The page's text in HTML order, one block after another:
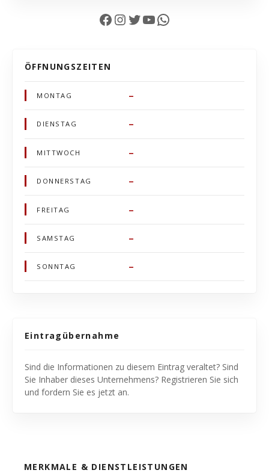
Facebook InstagramTwitter YouTube WhatsApp
ÖFFNUNGSZEITEN
MONTAG –
DIENSTAG –
MITTWOCH –
DONNERSTAG –
FREITAG –
SAMSTAG –
SONNTAG –
Eintragübernahme
Sind die Informationen zu diesem Eintrag veraltet? Sind
Sie Inhaber dieses Unternehmens? Registrieren Sie sich
und fordern Sie es jetzt an.
MERKMALE & DIENSTLEISTUNGEN